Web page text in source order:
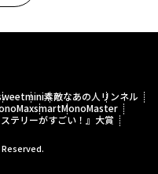
mini素敵なあの人 リンネル
smartMonoMaster
ステリーがすごい！』大賞